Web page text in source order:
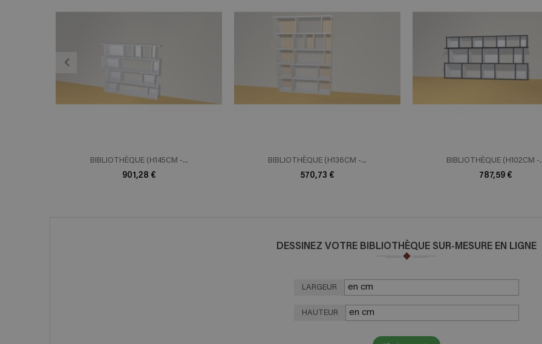
ADD TO CART
BIBLIOTHÈQUE (H145CM -...
901,28 €
BIBLIOTHÈQUE (H136CM -...
570,73 €
BIBLIOTHÈQUE (H102CM -
787,59 €
DESSINEZ VOTRE BIBLIOTHÈQUE SUR-MESURE EN LIGNE
LARGEUR
HAUTEUR